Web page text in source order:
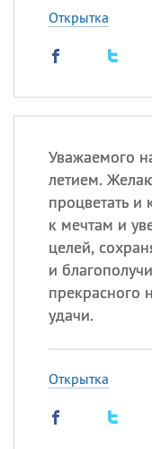
Открытка
Уважаемого
летием.
процветать и
к мечтам и
целей,
и
прекрасного
удачи.
Открытка